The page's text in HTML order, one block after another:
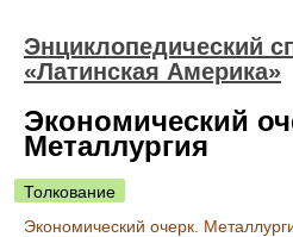
Энциклопедический
«Латинская Америка»
Экономический
Металлургия
Толкование
Экономический очерк.